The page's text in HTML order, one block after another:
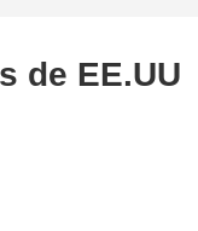
de EE.UU